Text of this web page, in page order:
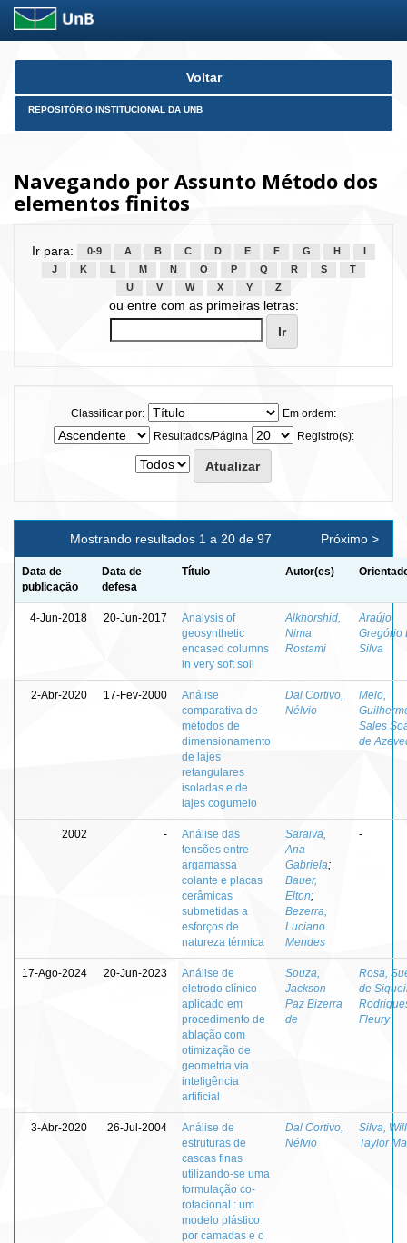
Skip
Voltar
REPOSITÓRIO INSTITUCIONAL DA UNB
Navegando por Assunto Método dos
elementos finitos
Ir para: 0-9 A B C D E F G H
J
K L M N O P Q R S
T
U
V W X Y Z
ou entre com as primeiras letras:
Classificar por:
Em ordem:
Resultados/Página
Registro(s):
Mostrando resultados 1 a 20 de 97 Próximo >
Data de
publicação
Data de
defesa
Título Autor(es)
4-Jun-2018 20-Jun-2017
Analysis of
geosynthetic
encased columns
in very soft soil
Alkhorshid,
Nima
Rostami
Araújo,
Gregório
Silva
2-Abr-2020 17-Fev-2000
Análise
comparativa de
métodos de
dimensionamento
de lajes
retangulares
isoladas e de
lajes cogumelo
Dal Cortivo,
Nélvio
Melo,
Sales
de
2002 -
Análise das
tensões entre
argamassa
colante e placas
cerâmicas
submetidas a
esforços de
natureza térmica
Saraiva,
Ana
Gabriela;
Bauer,
Elton;
Bezerra,
Luciano
Mendes
-
17-Ago-2024 20-Jun-2023
Análise de
eletrodo clínico
aplicado em
procedimento de
ablação com
otimização de
geometria via
inteligência
artificial
Souza,
Jackson
Paz Bizerra
de
Rosa,
de
Fleury
3-Abr-2020 26-Jul-2004
Análise de
estruturas de
cascas finas
utilizando-se uma
formulação co-
rotacional : um
modelo plástico
por camadas e o
Dal Cortivo,
Nélvio
Silva,
Taylor